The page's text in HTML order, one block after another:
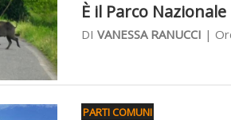
È il Parco
DI VANESSA RANUCCI |
PARTI COMUNI